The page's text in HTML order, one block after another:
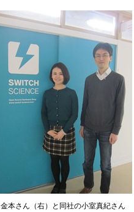
金本さん（右）と同社の小室真紀さん